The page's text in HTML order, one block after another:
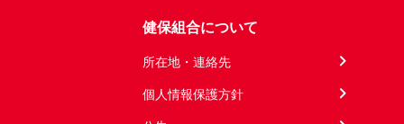
健保組合について
所在地・連絡先
個人情報保護方針